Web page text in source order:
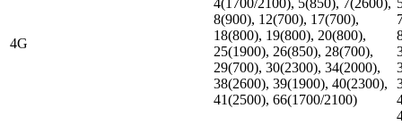
4G
4(1700/2100), 5(850), 7(2600),
8(900), 12(700), 17(700),
18(800), 19(800), 20(800),
25(1900), 26(850), 28(700),
29(700), 30(2300), 34(2000),
38(2600), 39(1900), 40(2300),
41(2500), 66(1700/2100)